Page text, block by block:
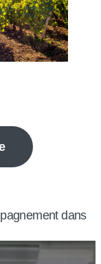
dans